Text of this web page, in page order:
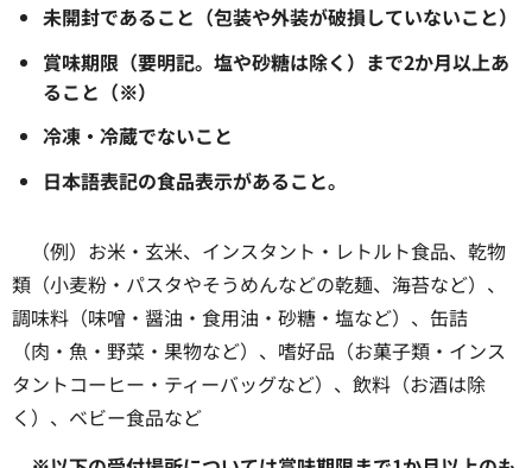
未開封であること（包装や外装が破損していないこと）
賞味期限（要明記。塩や砂糖は除く）まで2か月以上あ
ること （※）
冷凍・冷蔵でないこと
日本語表記の食品表示があること。
（例）お米・玄米、インスタント・レトルト食品、乾物
類（小麦粉・パスタやそうめんなどの乾麺、海苔など）、
調味料（味噌・醤油・食用油・砂糖・塩など）、缶詰
（肉・魚・野菜・果物など）、嗜好品（お菓子類・インス
タントコーヒー・ティーバッグなど）、飲料（お酒は除
く）、ベビー食品など